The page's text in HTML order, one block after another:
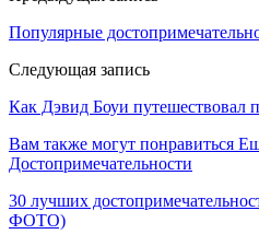
Популярные
Следующая запись
Как Дэвид Боуи путешествовал
Вам также могут понравиться
Достопримечательности
30 лучших
ФОТО)